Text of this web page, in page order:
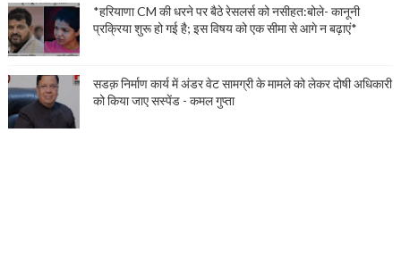
*हरियाणा CM की धरने पर बैठे रेसलर्स को नसीहत:बोले- कानूनी
प्रक्रिया शुरू हो गई है; इस विषय को एक सीमा से आगे न बढ़ाएं*
सडक़ निर्माण कार्य में अंडर वेट सामग्री के मामले को लेकर दोषी अधिकारी
को किया जाए सस्पेंड - कमल गुप्ता